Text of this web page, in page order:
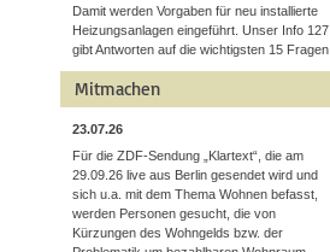
Damit werden Vorgaben für neu installierte
Heizungsanlagen eingeführt. Unser Info 127
gibt Antworten auf die wichtigsten 15 Fragen.
Mitmachen
23.07.26
Für die ZDF-Sendung „Klartext“, die am
29.09.26 live aus Berlin gesendet wird und
sich u.a. mit dem Thema Wohnen befasst,
werden Personen gesucht, die von
Kürzungen des Wohngelds bzw. der